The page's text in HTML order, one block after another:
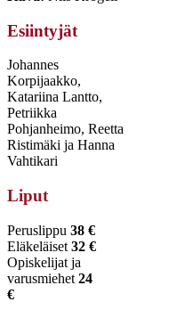
Esiintyjät
Johannes
Korpijaakko,
Katariina Lantto,
Petriikka
Pohjanheimo, Reetta
Ristimäki ja Hanna
Vahtikari
Liput
Peruslippu 38 €
Eläkeläiset 32 €
Opiskelijat ja
varusmiehet 24
€